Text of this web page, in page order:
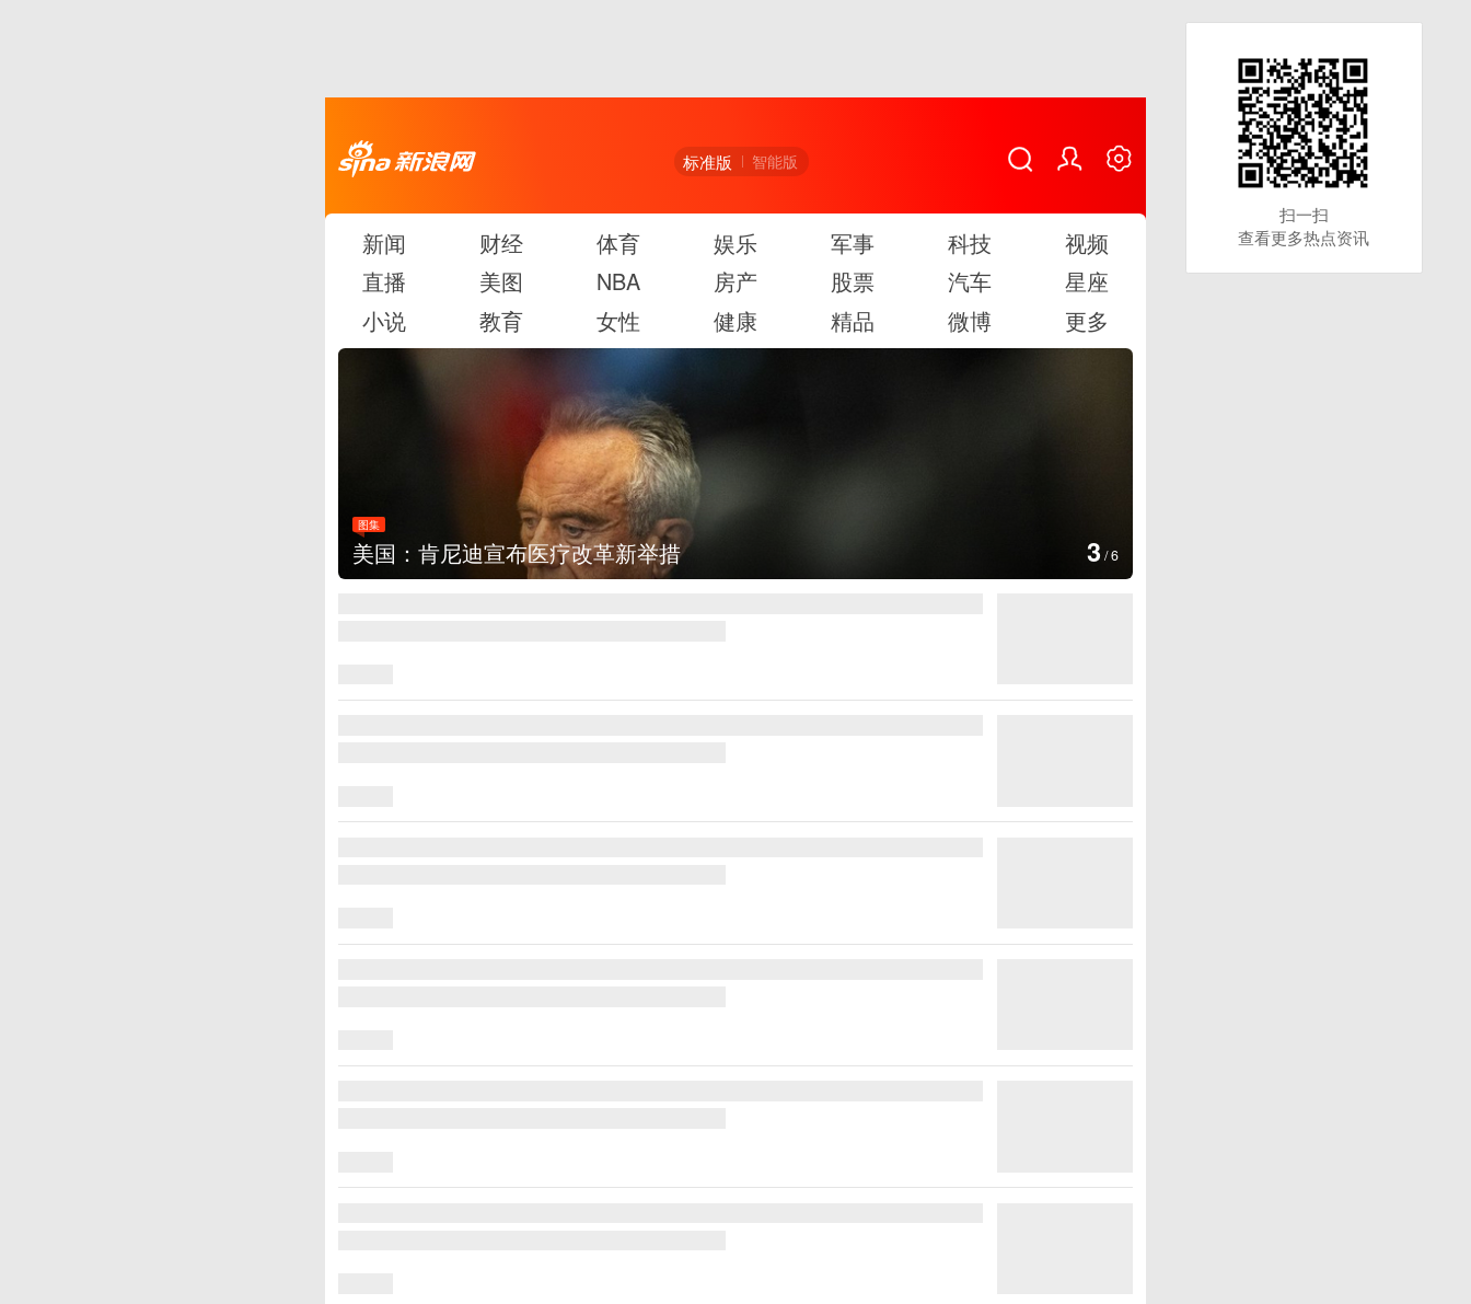
标准版 智能版
新闻 财经 体育 娱乐 军事 科技
视频
直播
美图 NBA 房产 股票 汽车
星座
小说
教育 女性 健康 精品 微博 更多
图集
美国：肯尼迪宣布医疗改革新举措 4 /6
扫一扫
查看更多热点资讯
扫一扫
查看更多热点资讯